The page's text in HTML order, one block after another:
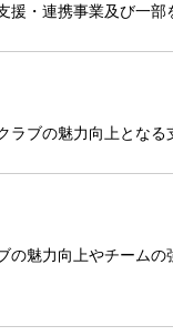
・連携事業及び一部
ブの魅力向上とな
魅力向上やチーム